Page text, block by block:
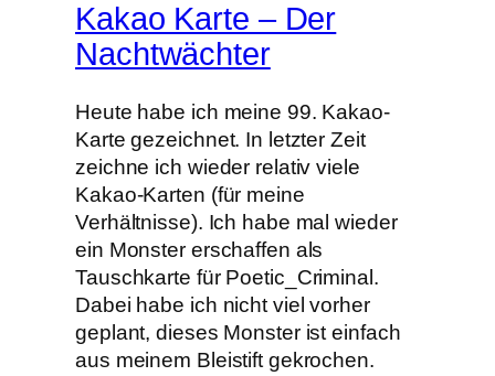
Kakao Karte – Der
Nachtwächter
Heute habe ich meine 99. Kakao-
Karte gezeichnet. In letzter Zeit
zeichne ich wieder relativ viele
Kakao-Karten (für meine
Verhältnisse). Ich habe mal wieder
ein Monster erschaffen als
Tauschkarte für Poetic_Criminal.
Dabei habe ich nicht viel vorher
geplant, dieses Monster ist einfach
aus meinem Bleistift gekrochen.